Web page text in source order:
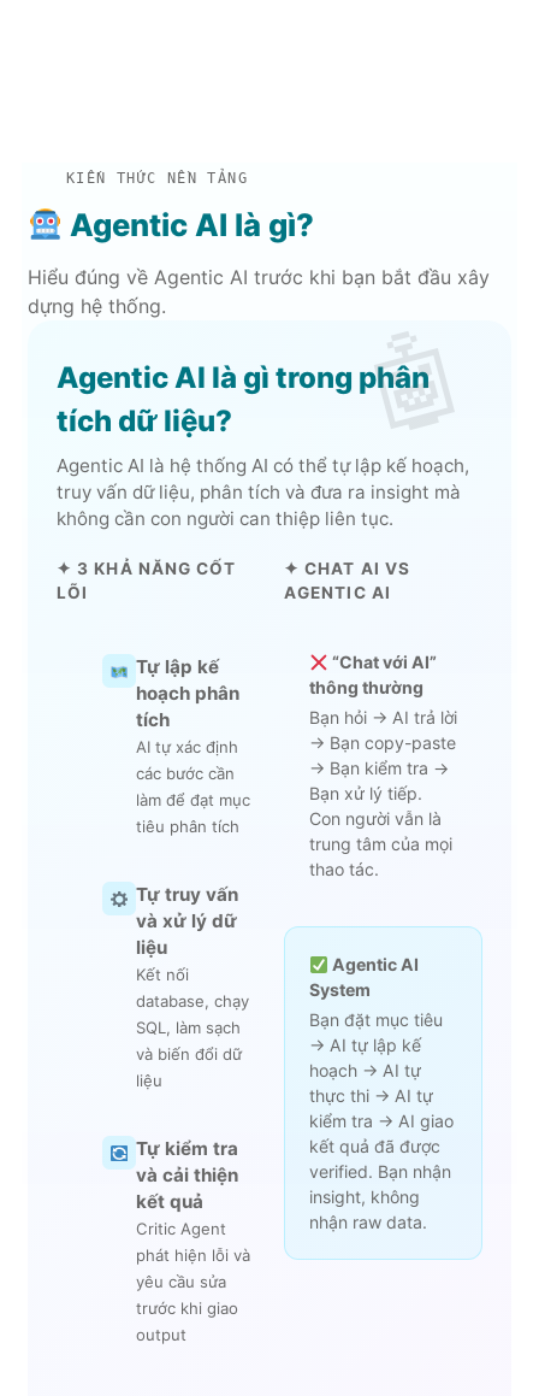
KIẾN THỨC NỀN TẢNG
Agentic AI là gì?
Hiểu đúng về Agentic AI trước khi bạn bắt đầu xây
dựng hệ thống.
Agentic AI là gì trong phân
tích dữ liệu?
Agentic AI là hệ thống AI có thể tự lập kế hoạch,
truy vấn dữ liệu, phân tích và đưa ra insight mà
không cần con người can thiệp liên tục.
✦ 3 KHẢ NĂNG CỐT
LÕI
Tự lập kế
hoạch phân
tích
AI tự xác định
các bước cần
làm để đạt mục
tiêu phân tích
Tự truy vấn
và xử lý dữ
liệu
Kết nối
database, chạy
SQL, làm sạch
và biến đổi dữ
liệu
Tự kiểm tra
và cải thiện
kết quả
Critic Agent
phát hiện lỗi và
yêu cầu sửa
trước khi giao
output
✦ CHAT AI VS
AGENTIC AI
“Chat với AI”
thông thường
Bạn hỏi → AI trả lời
→ Bạn copy-paste
→ Bạn kiểm tra →
Bạn xử lý tiếp.
Con người vẫn là
trung tâm của mọi
thao tác.
Agentic AI
System
Bạn đặt mục tiêu
→ AI tự lập kế
hoạch → AI tự
thực thi → AI tự
kiểm tra → AI giao
kết quả đã được
verified. Bạn nhận
insight, không
nhận raw data.